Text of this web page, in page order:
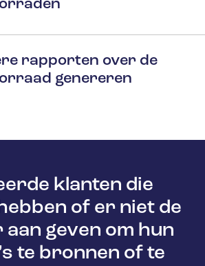
rapporten over de
genereren
klanten die
of er niet de
geven om hun
te bronnen of te